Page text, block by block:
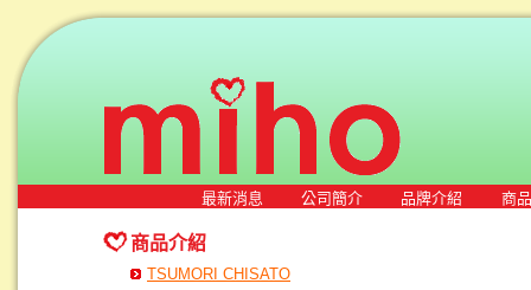
最新消息 公司簡介 品牌介紹 商
商品介紹
TSUMORI CHISATO